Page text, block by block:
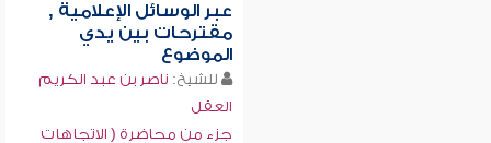
عبر الوسائل الإعلامية ,
مقترحات بين يدي
الموضوع
للشيخ: ناصر بن عبد الكريم
العقل
جزء من محاضرة ( الاتجاهات